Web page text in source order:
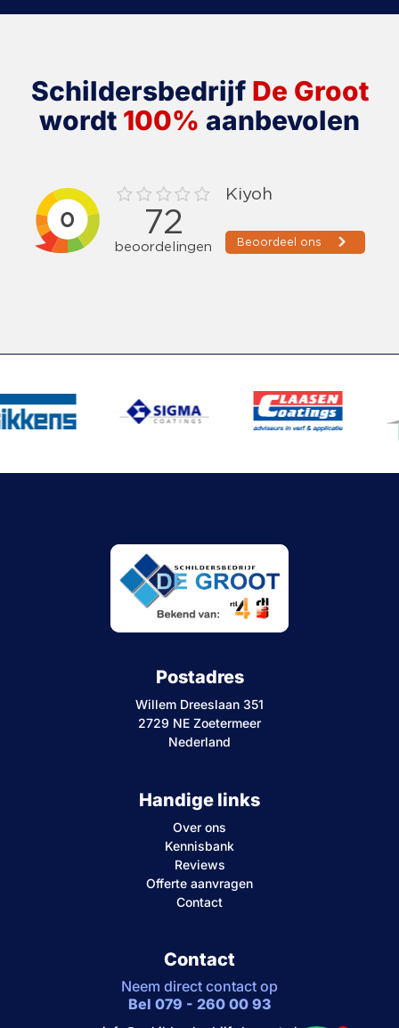
Schildersbedrijf De Groot
wordt 100% aanbevolen
Postadres
Willem Dreeslaan 351
2729 NE Zoetermeer
Nederland
Handige links
Over ons
Kennisbank
Reviews
Offerte aanvragen
Contact
Contact
Neem direct contact op
Bel 079 - 260 00 93